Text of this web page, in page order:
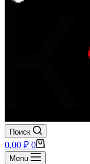
Поиск
Корзина
0,00 ₽ 0
Menu